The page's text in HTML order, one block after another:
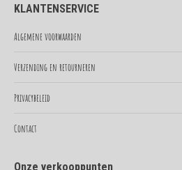
opens
in
window
opens
in
window
KLANTENSERVICE
Algemene voorwaarden
Verzending en retourneren
Privacybeleid
Contact
Onze verkooppunten